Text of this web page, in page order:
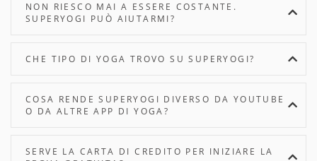
NON RIESCO MAI A ESSERE COSTANTE.
SUPERYOGI PUÒ AIUTARMI?
CHE TIPO DI YOGA TROVO SU SUPERYOGI?
COSA RENDE SUPERYOGI DIVERSO DA YOUTUBE
O DA ALTRE APP DI YOGA?
SERVE LA CARTA DI CREDITO PER INIZIARE LA